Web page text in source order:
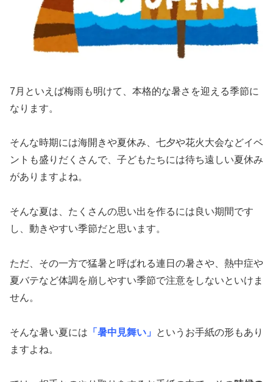
7月といえば梅雨も明けて、本格的な暑さを迎える季節に
なります。
そんな時期には海開きや夏休み、七夕や花火大会などイベ
ントも盛りだくさんで、子どもたちには待ち遠しい夏休み
がありますよね。
そんな夏は、たくさんの思い出を作るには良い期間です
し、動きやすい季節だと思います。
ただ、その一方で猛暑と呼ばれる連日の暑さや、熱中症や
夏バテなど体調を崩しやすい季節で注意をしないといけま
せん。
そんな暑い夏には 「暑中見舞い」
というお手紙の形もあり
ますよね。